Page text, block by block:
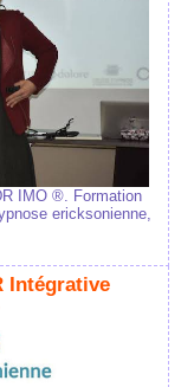
IMO ®. Formation
ericksonienne,
Intégrative